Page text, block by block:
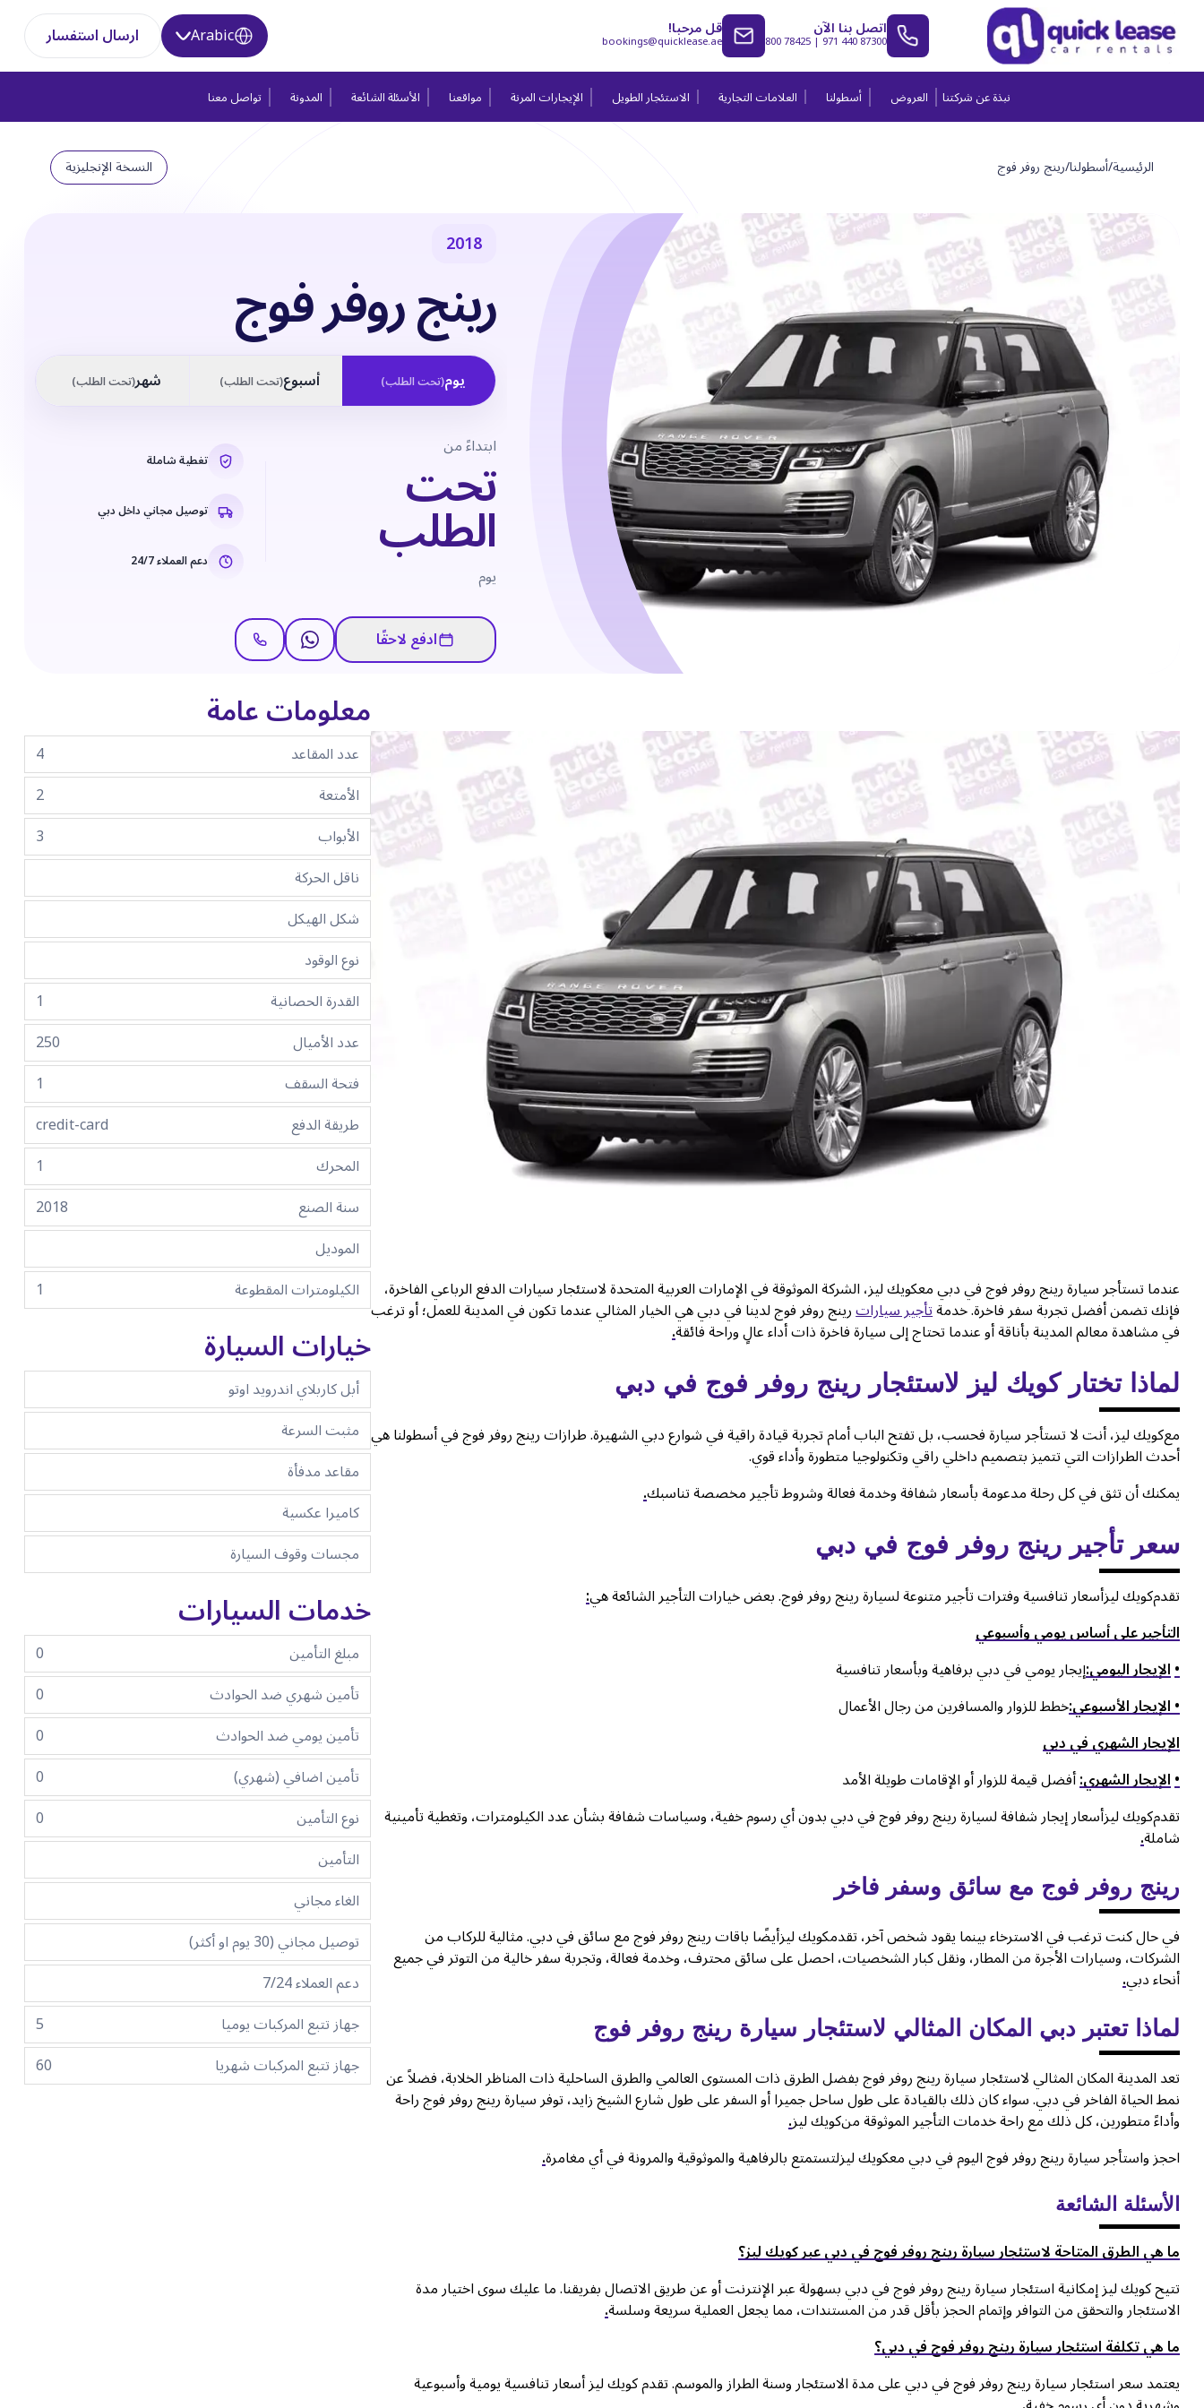
اتصل بنا الآن800 78425 |971 440 87300 قل مرحبا!
bookings@quicklease.ae
Arabic ارسال استفسار
نبذة عن شركتنا العروض أسطولنا العلامات التجارية الاستئجار الطويل الإيجارات المرنة مواقعنا الأسئلة الشائعة المدونة تواصل معنا
الرئيسية/أسطولنا/رينج روفر فوج النسخة الإنجليزية
2018
رينج روفر فوج
يوم(تحت الطلب) أسبوع(تحت الطلب) شهر(تحت الطلب)
ابتداءً من
تحت
الطلب
يوم
تغطية شاملة
توصيل مجاني داخل دبي
دعم العملاء 24/7
ادفع لاحقًا
عندما تستأجر سيارة رينج روفر فوج في دبي معكويك ليز، الشركة الموثوقة في الإمارات العربية المتحدة لاستئجار سيارات الدفع الرباعي الفاخرة،
فإنك تضمن أفضل تجربة سفر فاخرة. خدمةتأجير سياراترينج روفر فوج لدينا في دبي هي الخيار المثالي عندما تكون في المدينة للعمل؛ أو ترغب
في مشاهدة معالم المدينة بأناقة أو عندما تحتاج إلى سيارة فاخرة ذات أداء عالٍ وراحة فائقة.
لماذا تختار كويك ليز لاستئجار رينج روفر فوج في دبي
معكويك ليز، أنت لا تستأجر سيارة فحسب، بل تفتح الباب أمام تجربة قيادة راقية في شوارع دبي الشهيرة. طرازات رينج روفر فوج في أسطولنا هي
أحدث الطرازات التي تتميز بتصميم داخلي راقي وتكنولوجيا متطورة وأداء قوي.
يمكنك أن تثق في كل رحلة مدعومة بأسعار شفافة وخدمة فعالة وشروط تأجير مخصصة تناسبك.
سعر تأجير رينج روفر فوج في دبي
تقدمكويك ليزأسعار تنافسية وفترات تأجير متنوعة لسيارة رينج روفر فوج. بعض خيارات التأجير الشائعة هي:
التأجير على أساس يومي وأسبوعي
•الإيجار اليومي:إيجار يومي في دبي برفاهية وبأسعار تنافسية
• الإيجار الأسبوعي:خطط للزوار والمسافرين من رجال الأعمال
الإيجار الشهري في دبي
•الإيجار الشهري:أفضل قيمة للزوار أو الإقامات طويلة الأمد
تقدمكويك ليزأسعار إيجار شفافة لسيارة رينج روفر فوج في دبي بدون أي رسوم خفية، وسياسات شفافة بشأن عدد الكيلومترات، وتغطية تأمينية
شاملة.
رينج روفر فوج مع سائق وسفر فاخر
في حال كنت ترغب في الاسترخاء بينما يقود شخص آخر، تقدمكويك ليزأيضًا باقات رينج روفر فوج مع سائق في دبي. مثالية للركاب من
الشركات، وسيارات الأجرة من المطار، ونقل كبار الشخصيات، احصل على سائق محترف، وخدمة فعالة، وتجربة سفر خالية من التوتر في جميع
أنحاء دبي.
لماذا تعتبر دبي المكان المثالي لاستئجار سيارة رينج روفر فوج
تعد المدينة المكان المثالي لاستئجار سيارة رينج روفر فوج بفضل الطرق ذات المستوى العالمي والطرق الساحلية ذات المناظر الخلابة، فضلاً عن
نمط الحياة الفاخر في دبي. سواء كان ذلك بالقيادة على طول ساحل جميرا أو السفر على طول شارع الشيخ زايد، توفر سيارة رينج روفر فوج راحة
وأداءً متطورين، كل ذلك مع راحة خدمات التأجير الموثوقة منكويك ليز.
احجز واستأجر سيارة رينج روفر فوج اليوم في دبي معكويك ليزلتستمتع بالرفاهية والموثوقية والمرونة في أي مغامرة.
الأسئلة الشائعة
ما هي الطرق المتاحة لاستئجار سيارة رينج روفر فوج في دبي عبر كويك ليز؟
تتيح كويك ليز إمكانية استئجار سيارة رينج روفر فوج في دبي بسهولة عبر الإنترنت أو عن طريق الاتصال بفريقنا. ما عليك سوى اختيار مدة
الاستئجار والتحقق من التوافر وإتمام الحجز بأقل قدر من المستندات، مما يجعل العملية سريعة وسلسة.
ما هي تكلفة استئجار سيارة رينج روفر فوج في دبي؟
يعتمد سعر استئجار سيارة رينج روفر فوج في دبي على مدة الاستئجار وسنة الطراز والموسم. تقدم كويك ليز أسعار تنافسية يومية وأسبوعية
معلومات عامة
عدد المقاعد
4
الأمتعة
2
الأبواب
3
ناقل الحركة
شكل الهيكل
نوع الوقود
القدرة الحصانية
1
عدد الأميال
250
فتحة السقف
1
طريقة الدفع
credit-card
المحرك
1
سنة الصنع
2018
الموديل
الكيلومترات المقطوعة
1
خيارات السيارة
أبل كاربلاي اندرويد اوتو
مثبت السرعة
مقاعد مدفأة
كاميرا عكسية
مجسات وقوف السيارة
خدمات السيارات
مبلغ التأمين
0
تأمين شهري ضد الحوادث
0
تأمين يومي ضد الحوادث
0
تأمين اضافي (شهري)
0
نوع التأمين
0
التأمين
الغاء مجاني
توصيل مجاني (30 يوم او أكثر)
دعم العملاء 7/24
جهاز تتبع المركبات يوميا
5
جهاز تتبع المركبات شهريا
60